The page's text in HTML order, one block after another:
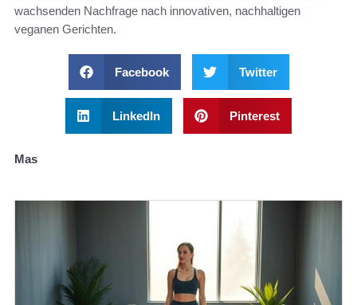
wachsenden Nachfrage nach innovativen, nachhaltigen
veganen Gerichten.
Facebook Twitter
LinkedIn Pinterest
Mas